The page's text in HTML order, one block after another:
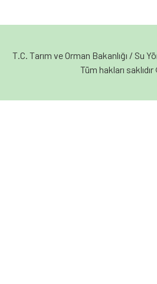
T.C. Tarım ve Orman Bakanlığı / Su
Tüm hakları